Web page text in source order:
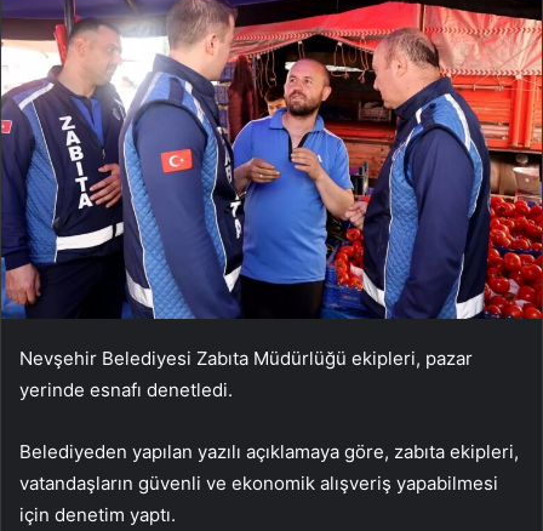
Nevşehir Belediyesi Zabıta Müdürlüğü ekipleri, pazar
yerinde esnafı denetledi.
Belediyeden yapılan yazılı açıklamaya göre, zabıta ekipleri,
vatandaşların güvenli ve ekonomik alışveriş yapabilmesi
için denetim yaptı.